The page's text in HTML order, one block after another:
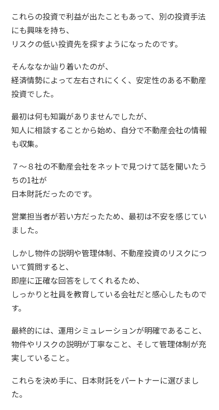
これらの投資で利益が出たこともあって、別の投資手法
にも興味を持ち、
リスクの低い投資先を探すようになったのです。
そんななか辿り着いたのが、
経済情勢によって左右されにくく、安定性のある不動産
投資でした。
最初は何も知識がありませんでしたが、
知人に相談することから始め、自分で不動産会社の情報
も収集。
７～８社の不動産会社をネットで見つけて話を聞いたう
ちの1社が
日本財託だったのです。
営業担当者が若い方だったため、最初は不安を感じてい
ました。
しかし物件の説明や管理体制、不動産投資のリスクにつ
いて質問すると、
即座に正確な回答をしてくれるため、
しっかりと社員を教育している会社だと感心したもので
す。
最終的には、運用シミュレーションが明確であること、
物件やリスクの説明が丁寧なこと、そして管理体制が充
実していること。
これらを決め手に、日本財託をパートナーに選びまし
た。